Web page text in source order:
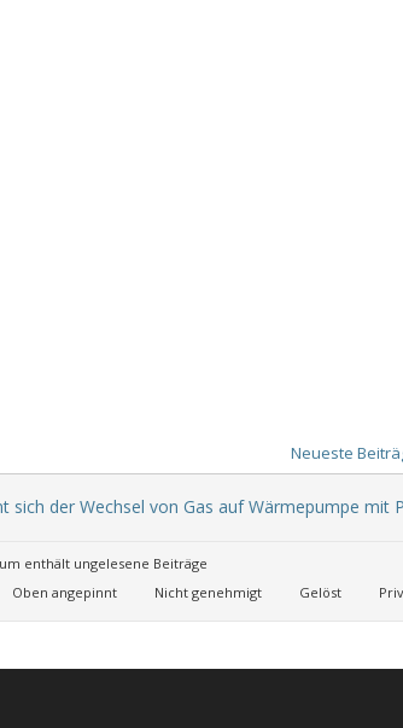
Neueste
sich der Wechsel von Gas auf Wärmepumpe mit
enthält ungelesene Beiträge
Oben angepinnt Nicht genehmigt Gelöst